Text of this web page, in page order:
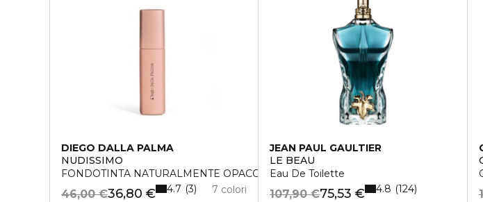
DIEGO DALLA PALMA
NUDISSIMO
FONDOTINTA NATURALMENTE OPACO
36,80 €
46,00 € 7 colori
4.7 3
JEAN PAUL GAULTIER
LE BEAU
Eau De Toilette
75,53 €
107,90 € 4.8 124